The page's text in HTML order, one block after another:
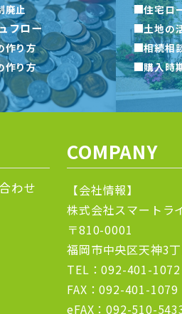
廃止
フロー
作り方
作り方
■住宅ロ
■土地の
■相続相
■購入時
わせ
COMPANY
【会社情報】
株式会社スマートラ
〒810-0001
福岡市中央区天神3
TEL：092-401-1072
FAX：092-401-1079
eFAX：092-510-